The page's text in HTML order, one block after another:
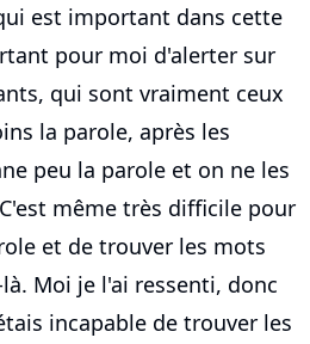
est important dans cette
pour moi d'alerter sur
qui sont vraiment ceux
la parole, après les
peu la parole et on ne les
même très difficile pour
et de trouver les mots
Moi je l'ai ressenti, donc
incapable de trouver les